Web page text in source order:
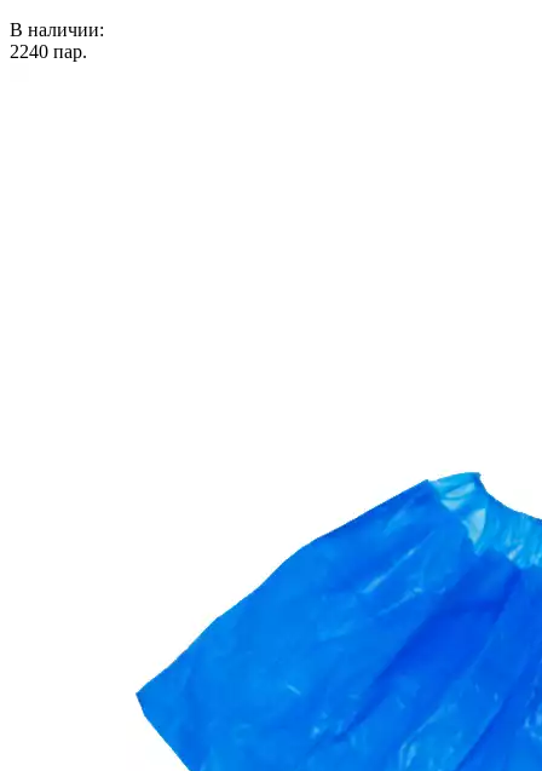
В наличии:
2240 пар.